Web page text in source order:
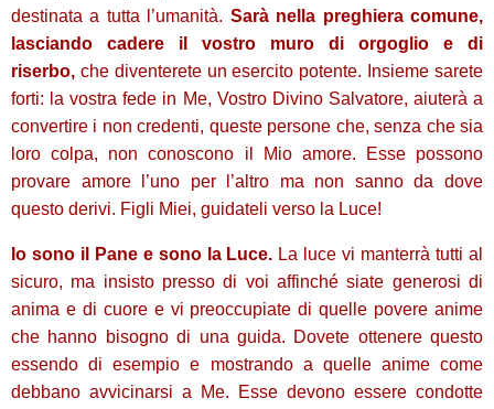
destinata a tutta l’umanità. Sarà nella preghiera comune,
lasciando cadere il vostro muro di orgoglio e di
riserbo, che diventerete un esercito potente. Insieme sarete
forti: la vostra fede in Me, Vostro Divino Salvatore, aiuterà a
convertire i non credenti, queste persone che, senza che sia
loro colpa, non conoscono il Mio amore. Esse possono
provare amore l’uno per l’altro ma non sanno da dove
questo derivi. Figli Miei, guidateli verso la Luce!
Io sono il Pane e sono la Luce. La luce vi manterrà tutti al
sicuro, ma insisto presso di voi affinché siate generosi di
anima e di cuore e vi preoccupiate di quelle povere anime
che hanno bisogno di una guida. Dovete ottenere questo
essendo di esempio e mostrando a quelle anime come
debbano avvicinarsi a Me. Esse devono essere condotte